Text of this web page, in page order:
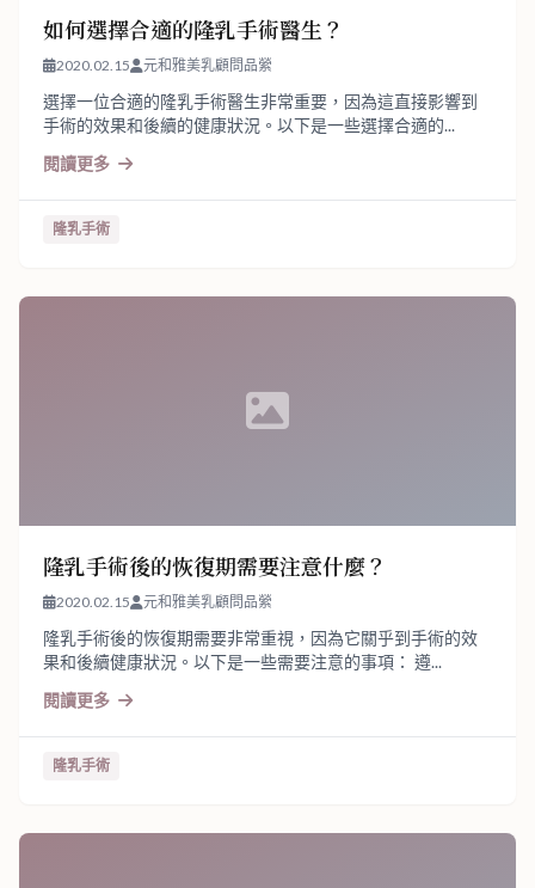
如何選擇合適的隆乳手術醫生？
2020.02.15 元和雅美乳顧問品縈
選擇一位合適的隆乳手術醫生非常重要，因為這直接影響到
手術的效果和後續的健康狀況。以下是一些選擇合適的...
閱讀更多
隆乳手術
隆乳手術後的恢復期需要注意什麼？
2020.02.15 元和雅美乳顧問品縈
隆乳手術後的恢復期需要非常重視，因為它關乎到手術的效
果和後續健康狀況。以下是一些需要注意的事項： 遵...
閱讀更多
隆乳手術